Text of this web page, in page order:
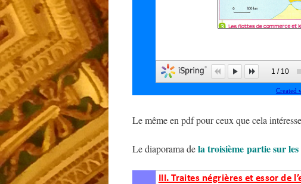
Le même en pdf pour ceux que cela
Le diaporama dela troisième partie sur les